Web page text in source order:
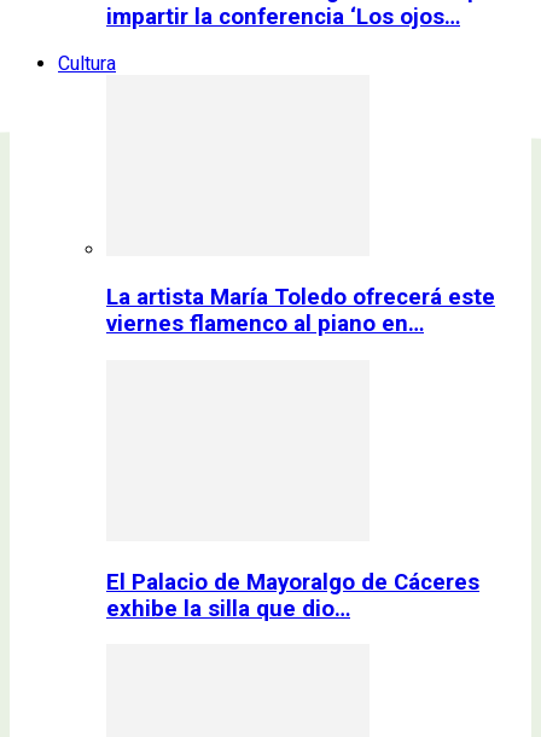
impartir la conferencia ‘Los ojos…
Cultura
La artista María Toledo ofrecerá este
viernes flamenco al piano en…
El Palacio de Mayoralgo de Cáceres
exhibe la silla que dio…